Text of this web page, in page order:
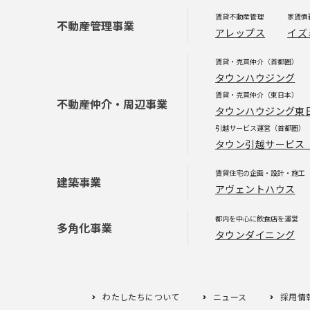
ゲ
わたしたちについて ニュース 採用情
不動産管理事業
賃貸不動産管理
アレップス
家賃
イズ
不動産仲介・周辺事業
賃貸・売買仲介（首都圏）
タウンハウジング
賃貸・売買仲介（東日本）
タウンハウジング東
引越サービス運営（首都圏）
タウン引越サービス
建築事業
賃貸住宅の企画・設計・施工
アヴェントハウス
多角化事業
都内を中心に飲食店を運営
タウンダイニング